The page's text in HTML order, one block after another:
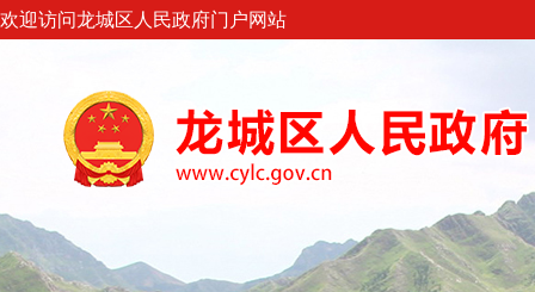
欢迎访问龙城区人民政府门户网站